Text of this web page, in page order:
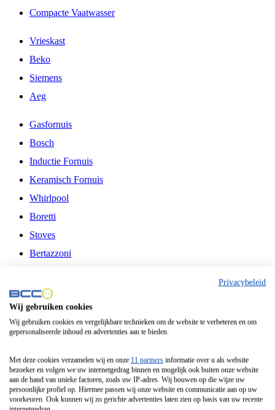
Compacte Vaatwasser
Vrieskast
Beko
Siemens
Aeg
Gasfornuis
Bosch
Inductie Fornuis
Keramisch Fornuis
Whirlpool
Boretti
Stoves
Bertazzoni
Fitelli
Airfryer
Frituurpan
Contactgrill
Broodbakmachine
Broodrooster
Privacybeleid
Wij gebruiken cookies
Wij gebruiken cookies en vergelijkbare technieken om de website te verbeteren en om
gepersonaliseerde inhoud en advertenties aan te bieden.
Met deze cookies verzamelen wij en onze 11 partners informatie over u als website
bezoeker en volgen we uw internetgedrag binnen en mogelijk ook buiten onze website
aan de hand van unieke factoren, zoals uw IP-adres. Wij bouwen op die wijze uw
persoonlijke profiel op. Hiermee passen wij onze website en communicatie aan op uw
voorkeuren. Ook kunnen wij zo gerichte advertenties laten zien op basis van uw recente